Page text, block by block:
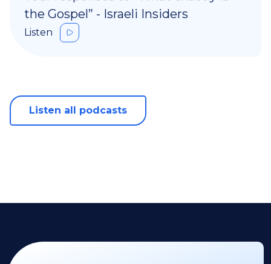
the Gospel” - Israeli Insiders
Listen
Listen all podcasts